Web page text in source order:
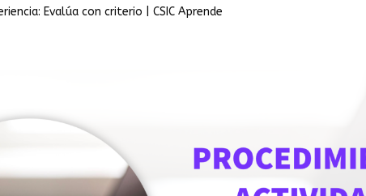
Evalúa con criterio | CSIC Aprende